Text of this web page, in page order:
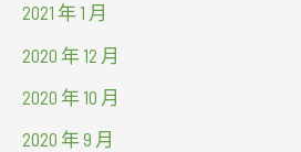
2021 年 1 月
2020 年 12 月
2020 年 10 月
2020 年 9 月